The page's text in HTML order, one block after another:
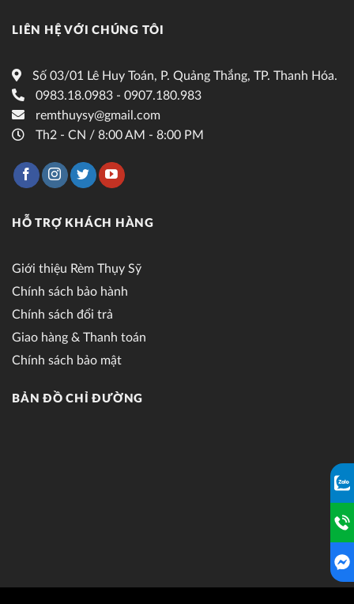
LIÊN HỆ VỚI CHÚNG TÔI
Số 03/01 Lê Huy Toán, P. Quảng Thắng, TP. Thanh Hóa.
0983.18.0983 - 0907.180.983
remthuysy@gmail.com
Th2 - CN / 8:00 AM - 8:00 PM
HỖ TRỢ KHÁCH HÀNG
Giới thiệu Rèm Thụy Sỹ
Chính sách bảo hành
Chính sách đổi trả
Giao hàng & Thanh toán
Chính sách bảo mật
BẢN ĐỒ CHỈ ĐƯỜNG